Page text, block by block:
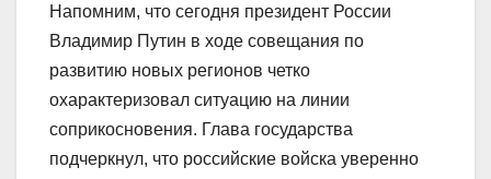
Напомним, что сегодня президент России
Владимир Путин в ходе совещания по
развитию новых регионов четко
охарактеризовал ситуацию на линии
соприкосновения. Глава государства
подчеркнул, что российские войска уверенно